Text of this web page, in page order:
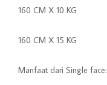
160 CM X 10 KG
160 CM X 15 KG
Manfaat dari Single face: